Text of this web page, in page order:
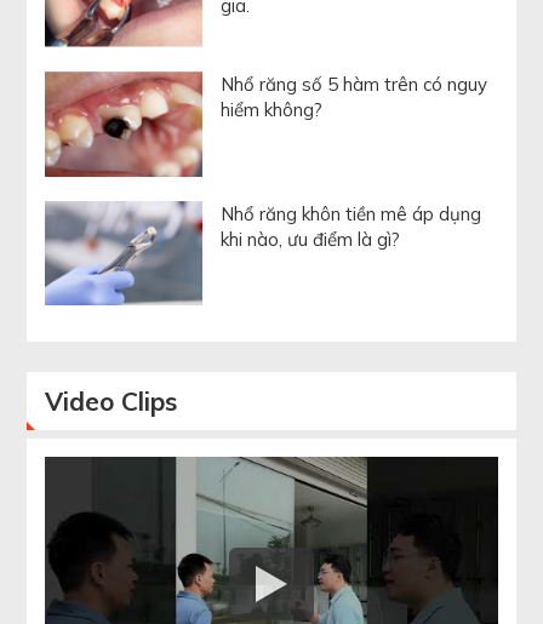
gia.
Nhổ răng số 5 hàm trên có nguy
hiểm không?
Nhổ răng khôn tiền mê áp dụng
khi nào, ưu điểm là gì?
Video Clips